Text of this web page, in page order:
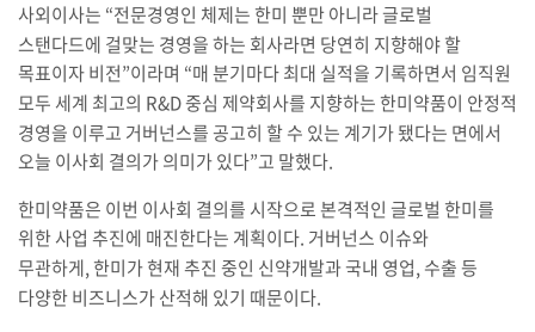
사외이사는 “전문경영인 체제는 한미 뿐만 아니라 글로벌
스탠다드에 걸맞는 경영을 하는 회사라면 당연히 지향해야 할
목표이자 비전”이라며 “매 분기마다 최대 실적을 기록하면서 임직원
모두 세계 최고의 R&D중심 제약회사를 지향하는 한미약품이 안정적
경영을 이루고 거버넌스를 공고히 할 수 있는 계기가 됐다는 면에서
오늘 이사회 결의가 의미가 있다”고 말했다.
한미약품은 이번 이사회 결의를 시작으로 본격적인 글로벌 한미를
위한 사업 추진에 매진한다는 계획이다. 거버넌스 이슈와
무관하게,한미가 현재 추진 중인 신약개발과 국내 영업, 수출 등
다양한 비즈니스가 산적해 있기 때문이다.